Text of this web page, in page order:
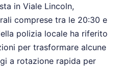
in Viale Lincoln,
comprese tra le 20:30 e
polizia locale ha riferito
per trasformare alcune
a rotazione rapida per